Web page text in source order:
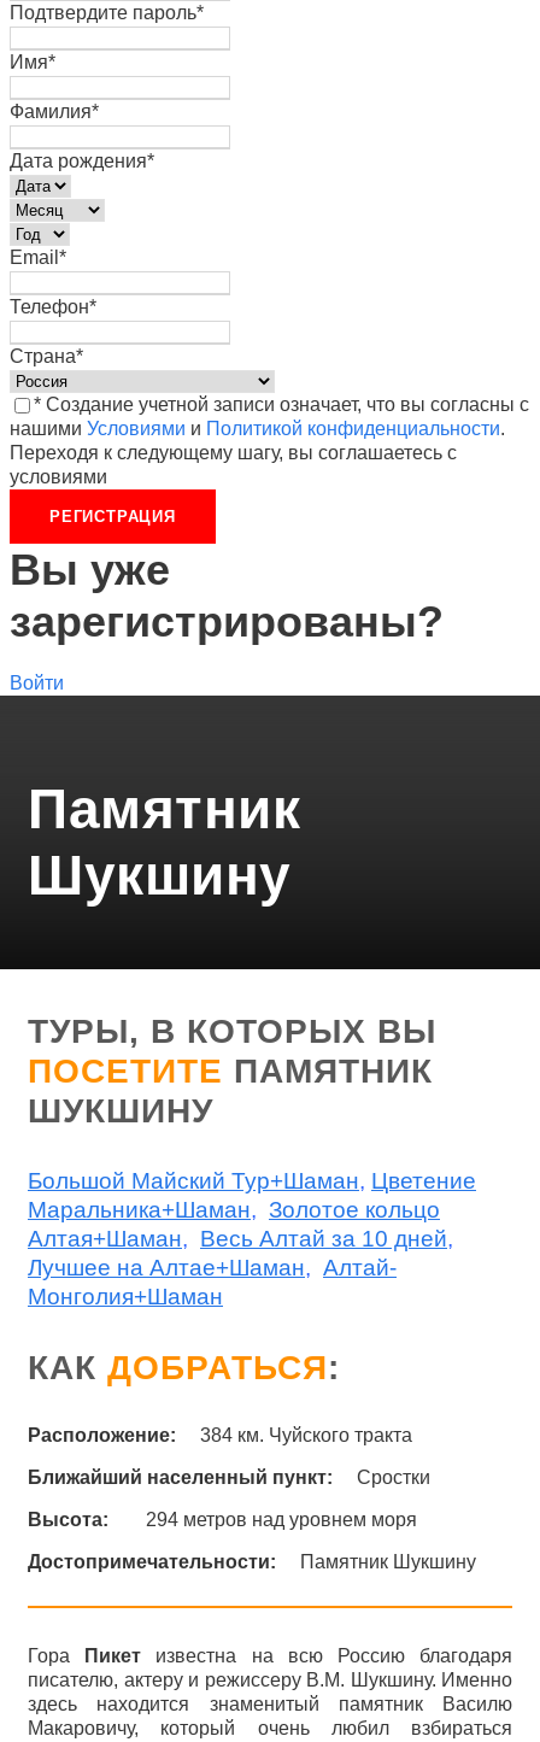
Подтвердите пароль*
Имя*
Фамилия*
Дата рождения*
Email *
Телефон*
Страна*
* Создание учетной записи означает, что вы согласны с
нашими Условиями и Политикой конфиденциальности.
Переходя к следующему шагу, вы соглашаетесь с
условиями
Вы уже
зарегистрированы?
Войти
Памятник
Шукшину
ТУРЫ, В КОТОРЫХ ВЫ
ПОСЕТИТЕ ПАМЯТНИК
ШУКШИНУ
Большой Майский Тур+Шаман, Цветение
Маральника+Шаман, Золотое кольцо
Алтая+Шаман, Весь Алтай за 10 дней,
Лучшее на Алтае+Шаман, Алтай-
Монголия+Шаман
КАК ДОБРАТЬСЯ:
Расположение: 384 км. Чуйского тракта
Ближайший населенный пункт: Сростки
Высота: 294 метров над уровнем моря
Достопримечательности: Памятник Шукшину
Гора Пикет известна на всю Россию благодаря
писателю, актеру и режиссеру В.М. Шукшину. Именно
здесь находится знаменитый памятник Василю
Макаровичу, который очень любил взбираться